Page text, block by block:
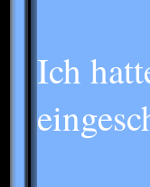
Ich